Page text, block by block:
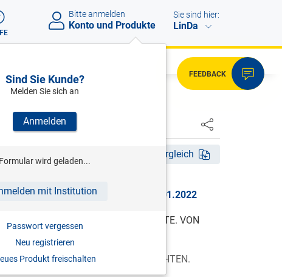
Bitte anmelden
Konto und Produkte
Sind Sie Kunde?
Melden Sie sich an
Anmelden
Formular wird geladen...
mit Institution
Passwort vergessen
Neu registrieren
Produkt freischalten
Sie sind hier:
LinDa
FEEDBACK
Fassungsvergleich
BGBl. I Nr. 175/2021, gültig ab 01.01.2022
VON DEM SACHENRECHTE. VON
DEN PERSÖNLICHEN SACHENRECHTEN.